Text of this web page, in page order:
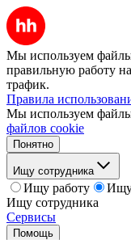
Мы используем
правильную работу
трафик.
Правила
Мы используем
файлов cookie
Понятно
Ищу сотрудника
Ищу работу
Ищу
Ищу сотрудника
Сервисы
Помощь